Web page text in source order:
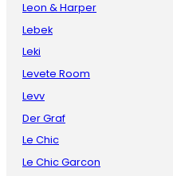
Leon & Harper
Lebek
Leki
Levete Room
Levv
Der Graf
Le Chic
Le Chic Garcon